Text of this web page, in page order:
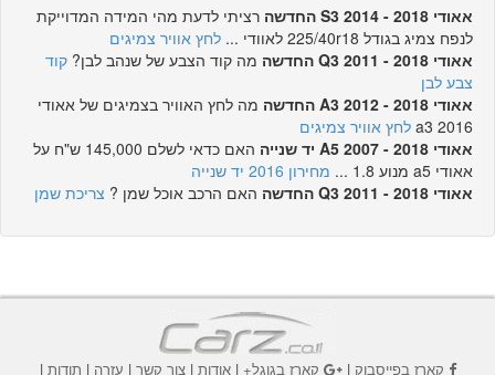
אאודי S3 2014 - 2018 החדשה
רציתי לדעת מהי המידה המדוייקת
לנפח צמיג בגודל 225/40r18 לאוודי ...
לחץ אוויר צמיגים
אאודי Q3 2011 - 2018 החדשה
מה קוד הצבע של שנהב לבן?קוד
צבע לבן
אאודי A3 2012 - 2018 החדשה
מה לחץ האוויר בצמיגים של אאודי
a3 2016 לחץ אוויר צמיגים
אאודי A5 2007 - 2018 יד שנייה
האם כדאי לשלם 145,000 ש"ח על
אאודי a5 מנוע 1.8 ...
מחירון 2016 יד שנייה
אאודי Q3 2011 - 2018 החדשה
האם הרכב אוכל שמן ? צריכת שמן
קארז בפייסבוק| קארז בגוגל+|אודות|צור קשר|עזרה|תודות|